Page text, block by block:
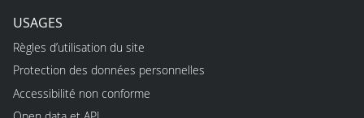
USAGES
Règles d’utilisation du site
Protection des données personnelles
Accessibilité non conforme